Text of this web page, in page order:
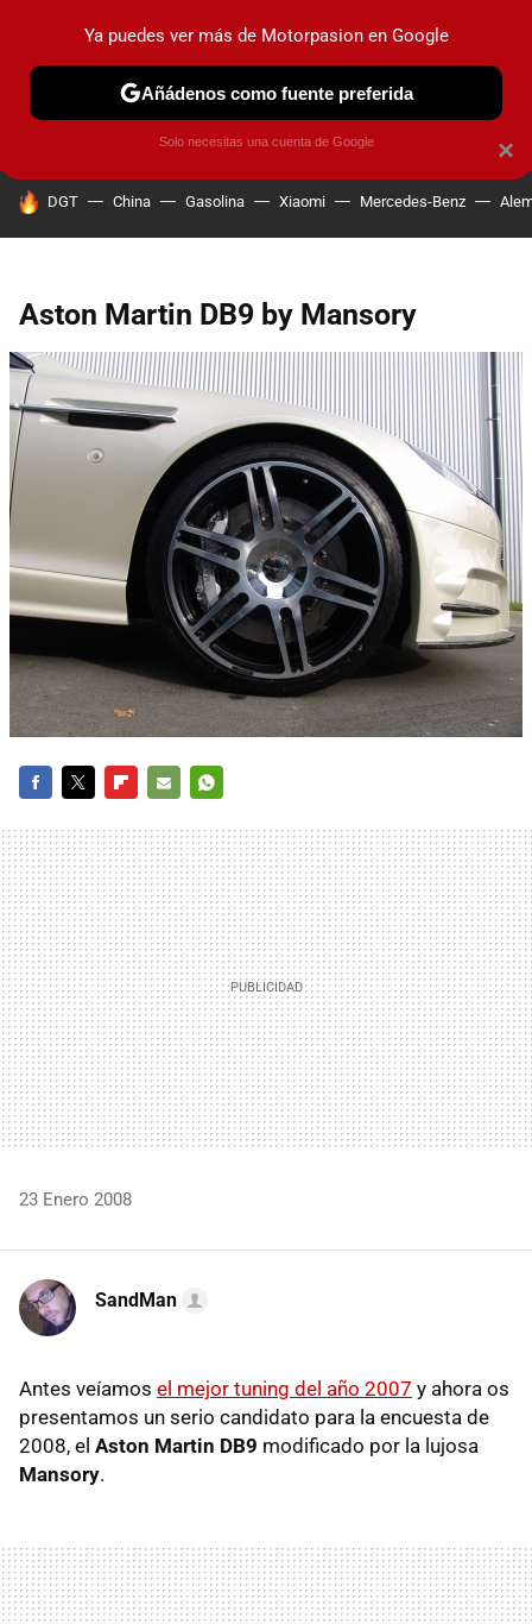
PRUEBAS COCHES ELÉCTRICOS OBSERVATORIO
HOY SE HABLA DE
DGT China Gasolina Xiaomi Mercedes-Benz
Aston Martin DB9 by Mansory
MAIL
23 Enero 2008
SandMan
Antes veíamos el mejor tuning del año 2007 y ahora os
presentamos un serio candidato para la encuesta de
2008, el Aston Martin DB9 modificado por la lujosa
Mansory.
×
Ya puedes ver más de Motorpasion en Google
Añádenos como fuente preferida
Solo necesitas una cuenta de Google